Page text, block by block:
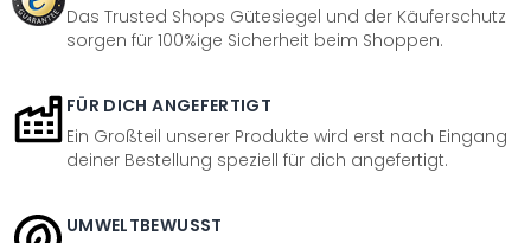
Das Trusted Shops Gütesiegel und der Käuferschutz
sorgen für 100%ige Sicherheit beim Shoppen.
FÜR DICH ANGEFERTIGT
Ein Großteil unserer Produkte wird erst nach Eingang
deiner Bestellung speziell für dich angefertigt.
UMWELTBEWUSST